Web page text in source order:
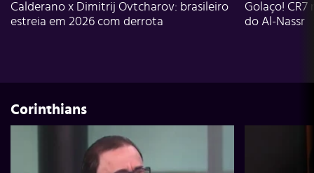
Calderano x Dimitrij Ovtcharov: brasileiro
estreia em 2026 com derrota
Golaço!
do Al-Nassr
Corinthians